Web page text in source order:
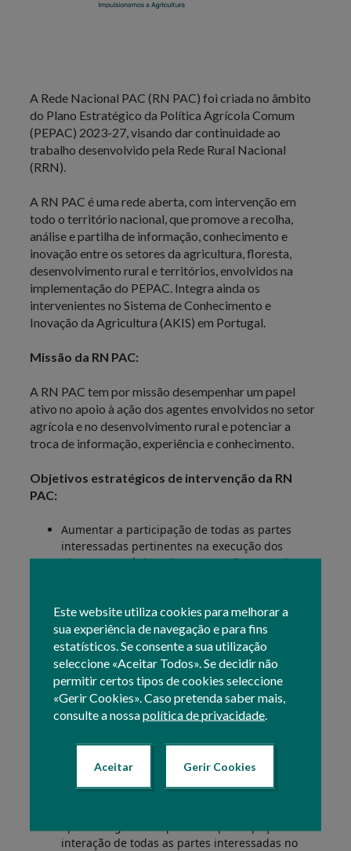
Este website utiliza cookies para melhorar a
sua experiência de navegação e para fins
estatísticos. Se consente a sua utilização
seleccione «Aceitar Todos». Se decidir não
permitir certos tipos de cookies seleccione
«Gerir Cookies». Caso pretenda saber mais,
consulte a nossapolítica de privacidade
Aceitar Gerir Cookies
A Rede Nacional PAC (RN PAC) foi criada no âmbito
do Plano Estratégico da Política Agrícola Comum
(PEPAC) 2023-27, visando dar continuidade ao
trabalho desenvolvido pela Rede Rural Nacional
(RRN).
A RN PAC é uma rede aberta, com intervenção em
todo o território nacional, que promove a recolha,
análise e partilha de informação, conhecimento e
inovação entre os setores da agricultura, floresta,
desenvolvimento rural e territórios, envolvidos na
implementação do PEPAC. Integra ainda os
intervenientes no Sistema de Conhecimento e
Inovação da Agricultura (AKIS) em Portugal.
Missão da RN PAC:
A RN PAC tem por missão desempenhar um papel
ativo no apoio à ação dos agentes envolvidos no setor
agrícola e no desenvolvimento rural e potenciar a
troca de informação, experiência e conhecimento.
Objetivos estratégicos de intervenção da RN
PAC:
Aumentar a participação de todas as partes
interessadas pertinentes na execução dos
planos estratégicos da PAC e, se for caso disso,
Assistir as administrações dos Estados-Membros
na execução dos planos estratégicos da PAC e na
transição para um modelo de aplicação baseado
no desempenho;
Contribuir para a informar o público e os
potenciais beneficiários da PAC sobre as
possibilidades de financiamento e melhorar a
qualidade da execução dos planos estratégicos
da PAC;
Promover a inovação no domínio da agricultura e
interação de todas as partes interessadas no